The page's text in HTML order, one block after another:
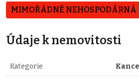
MIMOŘÁDNĚ NEHOSPODÁRNÁ
Údaje k nemovitosti
Kategorie